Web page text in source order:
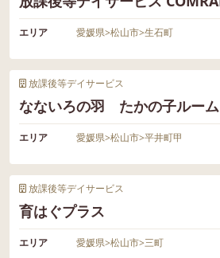
エリア 愛媛県>松山市>生石町
放課後等デイサービス
なないろの羽 たかの子ルーム
エリア 愛媛県>松山市>平井町甲
放課後等デイサービス
育はぐプラス
エリア 愛媛県>松山市>三町